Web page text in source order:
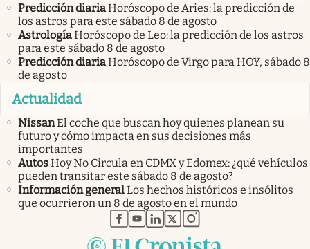
Predicción diariaHoróscopo de Aries: la predicción de
los astros para este sábado 8 de agosto
AstrologíaHoróscopo de Leo: la predicción de los astros
para este sábado 8 de agosto
Predicción diariaHoróscopo de Virgo para HOY, sábado 8
de agosto
Actualidad
NissanEl coche que buscan hoy quienes planean su
futuro y cómo impacta en sus decisiones más
importantes
AutosHoy No Circula en CDMX y Edomex: ¿qué vehículos
pueden transitar este sábado 8 de agosto?
Información generalLos hechos históricos e insólitos
que ocurrieron un 8 de agosto en el mundo
abre en nueva pestaña
abre en nueva pestaña
abre en nueva pestaña
abre en nueva pestaña
abre en nueva pestaña